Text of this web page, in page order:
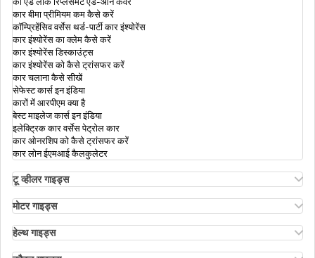
बाइक इंश्योरेंस ट्रांसफर
मुंबई में ड्राइविंग लाइसेंस कैसे प्राप्त करें
भारत में नंबर प्लेट के विभिन्न प्रकार
कार बीमा प्रीमियम कम कैसे करें
कॉम्प्रिहेंसिव वर्सेस थर्ड-पार्टी कार इंश्योरेंस
कार इंश्योरेंस का क्लेम कैसे करें
कार इंश्योरेंस डिस्काउंट्स
कार इंश्योरेंस को कैसे ट्रांसफर करें
कार चलाना कैसे सीखें
सेफेस्ट कार्स इन इंडिया
कारों में आरपीएम क्या है
बेस्ट माइलेज कार्स इन इंडिया
इलेक्ट्रिक कार वर्सेस पेट्रोल कार
कार ओनरशिप को कैसे ट्रांसफर करें
कार लोन ईएमआई कैलकुलेटर
टू व्हीलर गाइड्स
अथर एनर्जी बाइक इंश्योरेंस
बाइक इंश्योरेंस फॉर 3 ईयर्स
कॉम्प्रिहेंसिव एंड थर्ड-पार्टी बाइक इंश्योरेंस
कैशलेस बाइक इंश्योरेंस
मोटर गाइड्स
मोटर इंश्योरेंस के प्रकार
हेल्थ गाइड्स